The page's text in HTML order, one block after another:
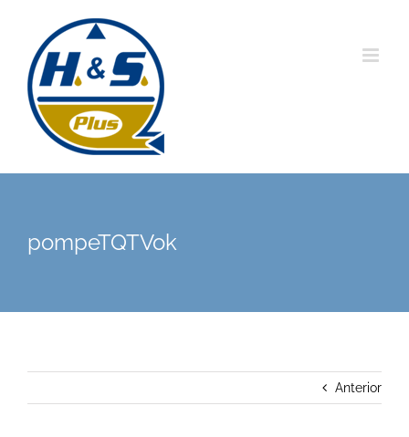
contenido
pompeTQTVok
Anterior